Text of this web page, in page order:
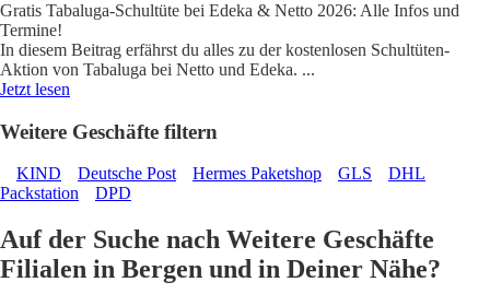
Gratis Tabaluga-Schultüte bei Edeka & Netto 2026: Alle Infos und
Termine!
In diesem Beitrag erfährst du alles zu der kostenlosen Schultüten-
Aktion von Tabaluga bei Netto und Edeka. ...
Jetzt lesen
Weitere Geschäfte filtern
KIND Deutsche Post Hermes Paketshop GLS
DHL
Packstation
DPD
Auf der Suche nach Weitere Geschäfte
Filialen in Bergen und in Deiner Nähe?